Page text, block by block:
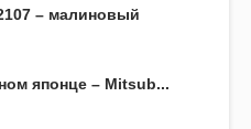
– малиновый
японце – Mitsub...